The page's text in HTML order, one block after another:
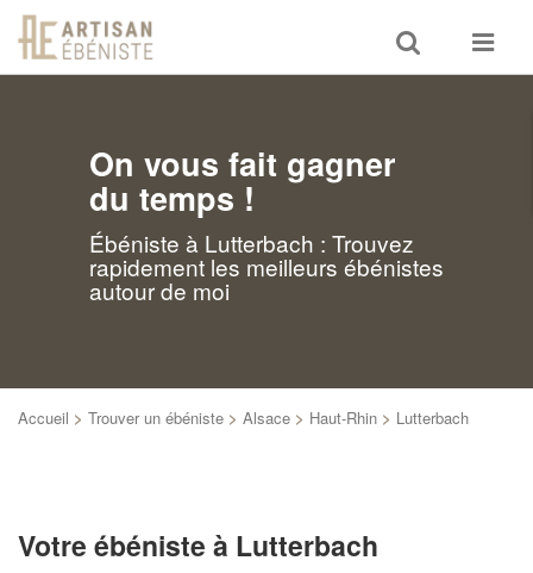
Toggle
search
Toggle
On vous fait gagner
du temps !
Ébéniste à Lutterbach : Trouvez
rapidement les meilleurs ébénistes
autour de moi
Accueil > Trouver un ébéniste > Alsace > Haut-Rhin > Lutterbach
Votre ébéniste à Lutterbach